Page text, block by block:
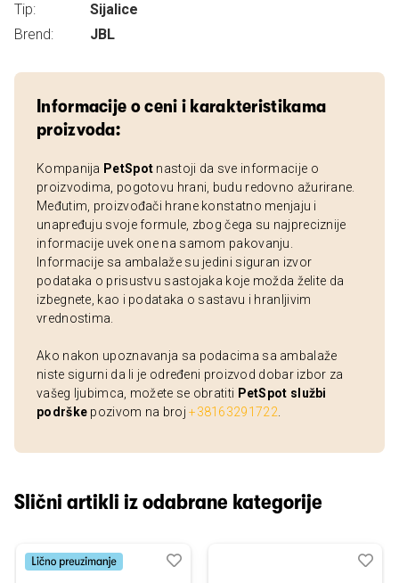
Tip:
Sijalice
Brend:
JBL
Informacije o ceni i karakteristikama
proizvoda:
Kompanija PetSpot nastoji da sve informacije o
proizvodima, pogotovu hrani, budu redovno ažurirane.
Međutim, proizvođači hrane konstatno menjaju i
unapređuju svoje formule, zbog čega su najpreciznije
informacije uvek one na samom pakovanju.
Informacije sa ambalaže su jedini siguran izvor
podataka o prisustvu sastojaka koje možda želite da
izbegnete, kao i podataka o sastavu i hranljivim
vrednostima.
Ako nakon upoznavanja sa podacima sa ambalaže
niste sigurni da li je određeni proizvod dobar izbor za
vašeg ljubimca, možete se obratiti PetSpot službi
podrške pozivom na broj+38163291722
Slični artikli iz odabrane kategorije
Dodaj
Uporedi